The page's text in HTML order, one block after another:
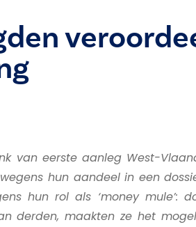
van eerste aanleg West-
hun aandeel in een
hun rol als ‘money mule’:
derden, maakten ze het